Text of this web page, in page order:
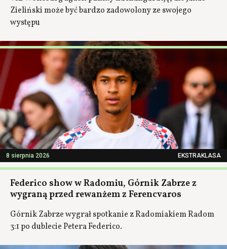
Zieliński może być bardzo zadowolony ze swojego
występu
8 sierpnia 2026 EKSTRAKLASA
Federico show w Radomiu, Górnik Zabrze z
wygraną przed rewanżem z Ferencvaros
Górnik Zabrze wygrał spotkanie z Radomiakiem Radom
3:1 po dublecie Petera Federico.